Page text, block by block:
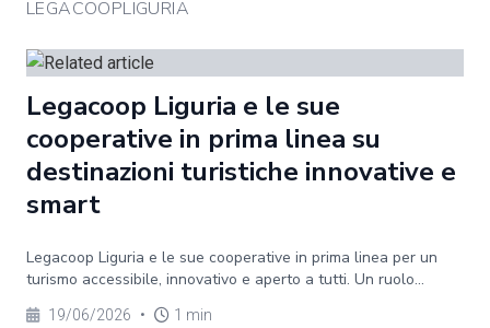
LEGACOOPLIGURIA
Legacoop Liguria e le sue
cooperative in prima linea su
destinazioni turistiche innovative e
smart
Legacoop Liguria e le sue cooperative in prima linea per un
turismo accessibile, innovativo e aperto a tutti. Un ruolo...
19/06/2026 • 1 min